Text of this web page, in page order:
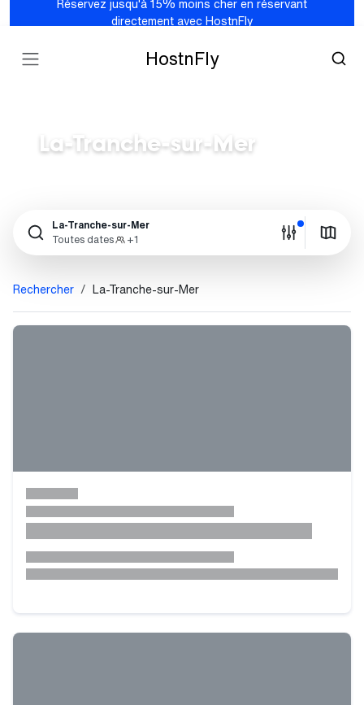
Réservez jusqu'à 15% moins cher en réservant
directement avec HostnFly
HostnFly
La-Tranche-sur-Mer
La-Tranche-sur-Mer
Toutes dates
+1
Rechercher La-Tranche-sur-Mer